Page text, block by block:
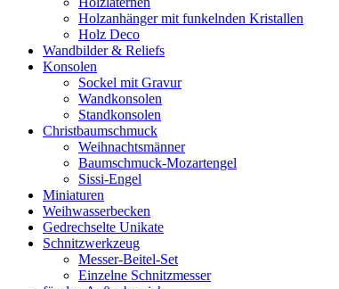
Holzanhänger mit funkelnden Kristallen
Holz Deco
Wandbilder & Reliefs
Konsolen
Sockel mit Gravur
Wandkonsolen
Standkonsolen
Christbaumschmuck
Weihnachtsmänner
Baumschmuck-Mozartengel
Sissi-Engel
Miniaturen
Weihwasserbecken
Gedrechselte Unikate
Schnitzwerkzeug
Messer-Beitel-Set
Einzelne Schnitzmesser